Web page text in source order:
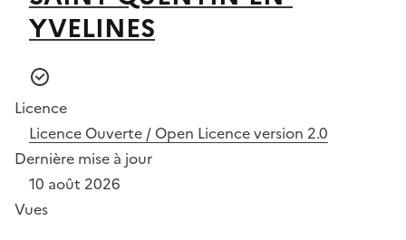
YVELINES
Licence
Licence Ouverte / Open Licence version 2.0
Dernière mise à jour
10 août 2026
Vues